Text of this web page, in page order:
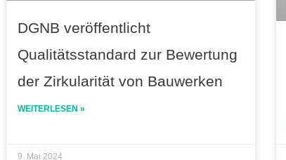
DGNB veröffentlicht
Qualitätsstandard zur Bewertung
der Zirkularität von Bauwerken
WEITERLESEN »
9. Mai 2024